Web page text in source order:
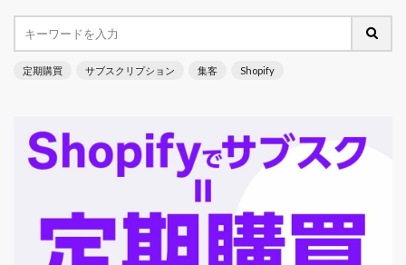
定期購買 サブスクリプション 集客 Shopify